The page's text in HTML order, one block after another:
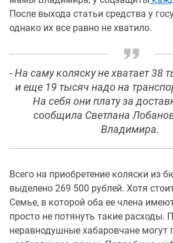
После выхода статьи средства у
однако их все равно не хватило.
- На саму коляску не хватает 38
и еще 19 тысяч надо на
На себя они плату за
сообщила Светлана
Владимира.
Всего на приобретение коляски из
выделено 269 500 рублей. Хотя
Семье, в которой оба ее члена
просто не потянуть такие расходы.
неравнодушные хабаровчане могут